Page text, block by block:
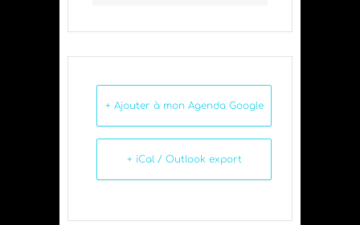
+ Ajouter à mon Agenda Google
+ iCal / Outlook export